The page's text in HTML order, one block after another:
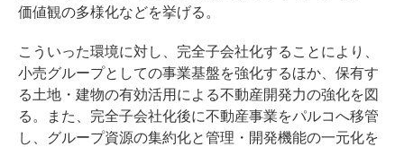
価値観の多様化などを挙げる。
こういった環境に対し、完全子会社化することにより、
小売グループとしての事業基盤を強化するほか、保有す
る土地・建物の有効活用による不動産開発力の強化を図
る。また、完全子会社化後に不動産事業をパルコへ移管
し、グループ資源の集約化と管理・開発機能の一元化を